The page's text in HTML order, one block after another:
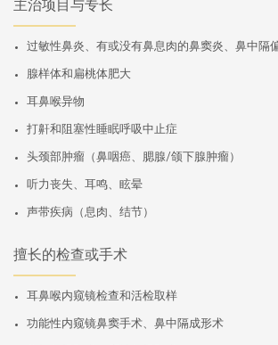
主治项目与专长
过敏性鼻炎、有或没有鼻息肉的鼻窦炎、鼻中隔
腺样体和扁桃体肥大
耳鼻喉异物
打鼾和阻塞性睡眠呼吸中止症
头颈部肿瘤（鼻咽癌、腮腺/颌下腺肿瘤）
听力丧失、耳鸣、眩晕
声带疾病（息肉、结节）
擅长的检查或手术
耳鼻喉内窥镜检查和活检取样
功能性内窥镜鼻窦手术、鼻中隔成形术